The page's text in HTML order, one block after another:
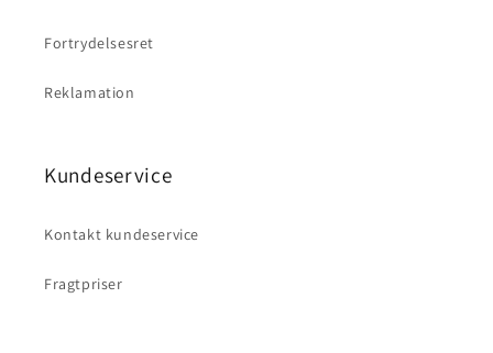
Fortrydelsesret
Reklamation
Kundeservice
Kontakt kundeservice
Fragtpriser